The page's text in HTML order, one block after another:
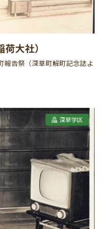
大社）
報告祭（深草町解町記念誌よ
深草学区